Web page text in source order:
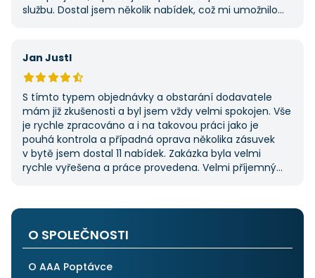
službu. Dostal jsem několik nabídek, což mi umožnilo
i ostatním.
Jan Justl
S tímto typem objednávky a obstarání dodavatele
mám již zkušenosti a byl jsem vždy velmi spokojen. Vše
je rychle zpracováno a i na takovou práci jako je
pouhá kontrola a případná oprava několika zásuvek
v bytě jsem dostal 11 nabídek. Zakázka byla velmi
rychle vyřešena a práce provedena. Velmi příjemný
po všech stránkách plně spolehnout.
O SPOLEČNOSTI
O AAA Poptávce